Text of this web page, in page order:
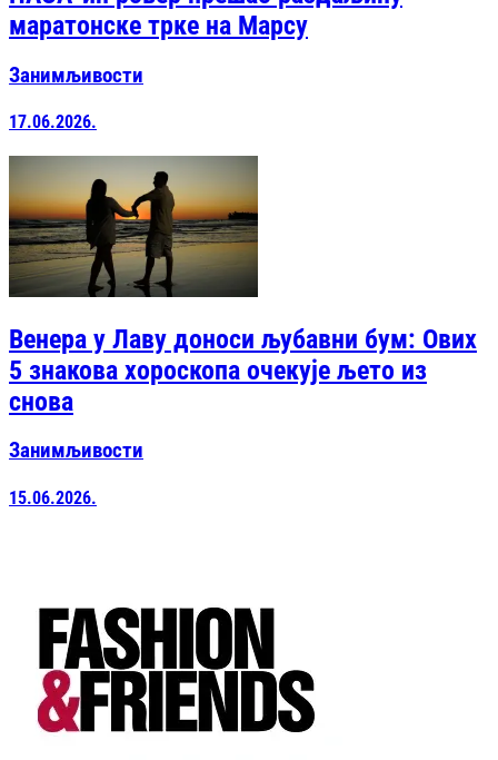
маратонске трке на Марсу
Занимљивости
17.06.2026.
Венера у Лаву доноси љубавни бум: Ових
5 знакова хороскопа очекује љето из
снова
Занимљивости
15.06.2026.